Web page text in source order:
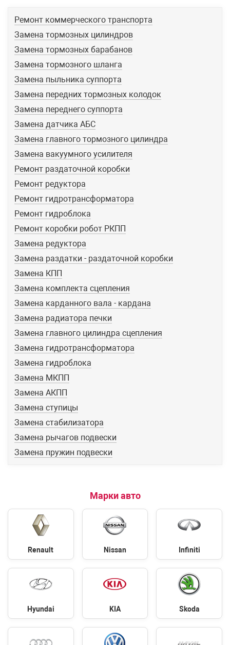
Ремонт коммерческого транспорта
Замена тормозных цилиндров
Замена тормозных барабанов
Замена тормозного шланга
Замена пыльника суппорта
Замена передних тормозных колодок
Замена переднего суппорта
Замена датчика АБС
Замена главного тормозного цилиндра
Замена вакуумного усилителя
Ремонт раздаточной коробки
Ремонт редуктора
Ремонт гидротрансформатора
Ремонт гидроблока
Ремонт коробки робот РКПП
Замена редуктора
Замена раздатки - раздаточной коробки
Замена КПП
Замена комплекта сцепления
Замена карданного вала - кардана
Замена радиатора печки
Замена главного цилиндра сцепления
Замена гидротрансформатора
Замена гидроблока
Замена МКПП
Замена АКПП
Замена ступицы
Замена стабилизатора
Замена рычагов подвески
Замена пружин подвески
Марки авто
Renault Nissan Infiniti
Hyundai KIA Skoda